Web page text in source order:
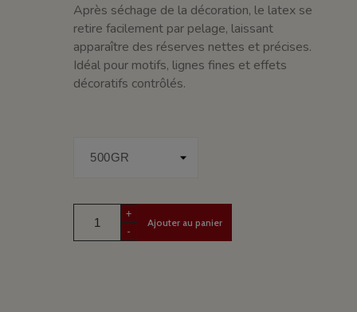
Après séchage de la décoration, le latex se
retire facilement par pelage, laissant
apparaître des réserves nettes et précises.
Idéal pour motifs, lignes fines et effets
décoratifs contrôlés.
+
-
Ajouter au panier